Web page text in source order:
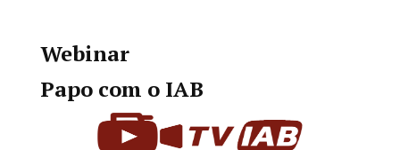
Webinar
Papo com o IAB